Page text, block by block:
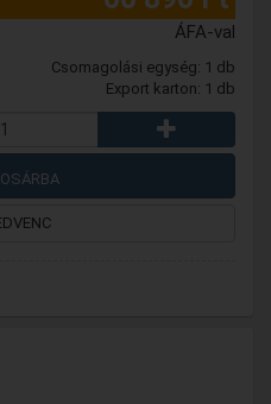
ÁFA-val
Csomagolási egység: 1 db
Export karton: 1 db